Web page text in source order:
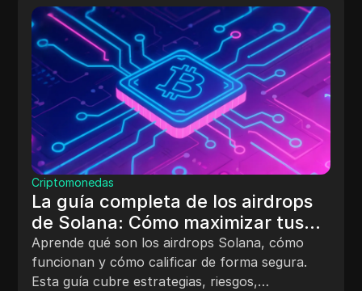
Criptomonedas
La guía completa de los airdrops
de Solana: Cómo maximizar tus
recompensas
Aprende qué son los airdrops Solana, cómo
funcionan y cómo calificar de forma segura.
Esta guía cubre estrategias, riesgos,